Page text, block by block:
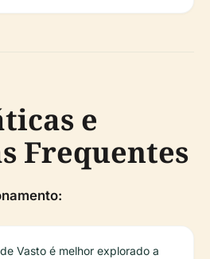
e
Frequentes
Vasto é melhor explorado a